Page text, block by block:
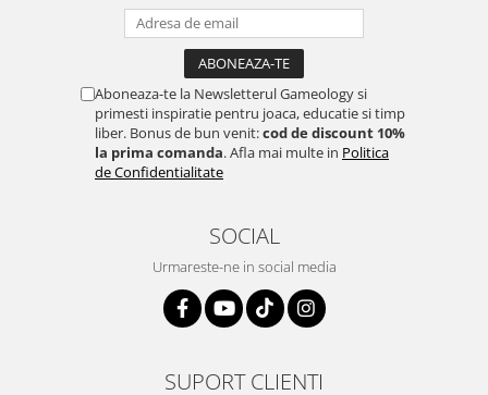
Aboneaza-te la Newsletterul Gameology si
primesti inspiratie pentru joaca, educatie si timp
liber. Bonus de bun venit:cod de discount 10%
la prima comanda. Afla mai multe in Politica
de Confidentialitate
SOCIAL
Urmareste-ne in social media
SUPORT CLIENTI